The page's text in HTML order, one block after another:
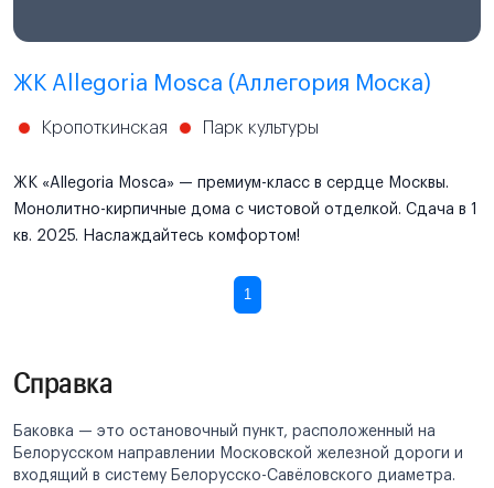
ЖК Allegoria Mosca (Аллегория Моска)
Кропоткинская Парк культуры
ЖК «Allegoria Mosca» — премиум-класс в сердце Москвы.
Монолитно-кирпичные дома с чистовой отделкой. Сдача в 1
кв. 2025. Наслаждайтесь комфортом!
1
Справка
Баковка — это остановочный пункт, расположенный на
Белорусском направлении Московской железной дороги и
входящий в систему Белорусско-Савёловского диаметра.